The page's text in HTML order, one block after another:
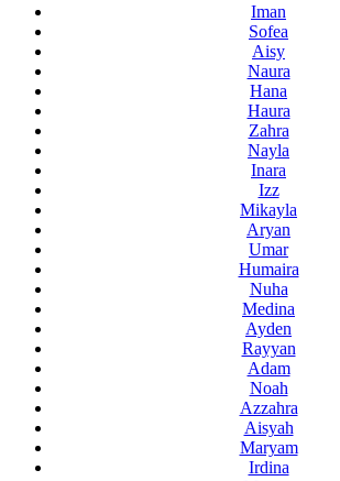
Iman
Sofea
Aisy
Naura
Hana
Haura
Zahra
Nayla
Inara
Izz
Mikayla
Aryan
Umar
Humaira
Nuha
Medina
Ayden
Rayyan
Adam
Noah
Azzahra
Aisyah
Maryam
Irdina